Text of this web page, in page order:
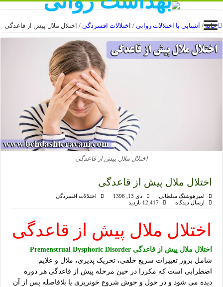
خانه / آشنایی با اختلالات روانی / اختلالات افسردگی / اختلال ملال پیش از قاعدگی
اختلال ملال پیش از قاعدگی
اختلال ملال پیش از قاعدگی
امیرهوشنگ سلطانی دی 13, 1398
اختلالات افسردگی
ارسال دیدگاه
12,417 بازدید
اختلال ملال پیش از قاعدگی
اختلال ملال پیش از قاعدگی Premenstrual Dysphoric Disorder
شامل بروز تغییرات سریع خلقی، تحریک پذیری، ملال و علایم
اضطرابی است که مکررا در حین مرحله پیش از قاعدگی هر دوره
دیده می شود و در حول و حوش شروع خونریزی یا بلافاصله پس از آن